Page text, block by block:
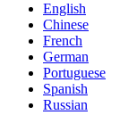
English
Chinese
French
German
Portuguese
Spanish
Russian